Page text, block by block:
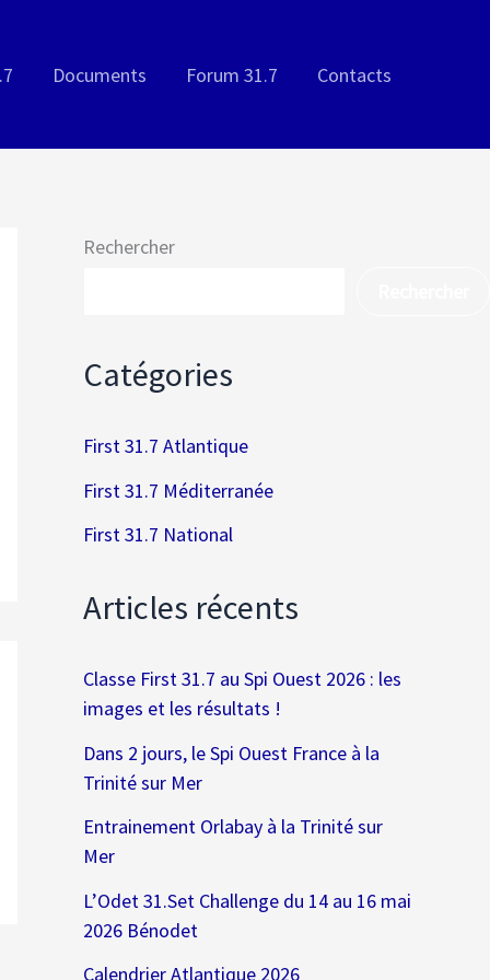
Documents Forum 31.7 Contacts
Rechercher
Catégories
First 31.7 Atlantique
First 31.7 Méditerranée
First 31.7 National
Articles récents
Classe First 31.7 au Spi Ouest 2026 : les
images et les résultats !
Dans 2 jours, le Spi Ouest France à la
Trinité sur Mer
Entrainement Orlabay à la Trinité sur
Mer
L’Odet 31.Set Challenge du 14 au 16 mai
2026 Bénodet
Calendrier Atlantique 2026